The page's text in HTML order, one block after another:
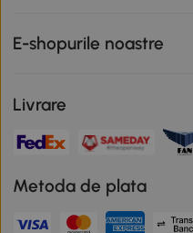
E-shopurile noastre
Livrare
Metoda de plata